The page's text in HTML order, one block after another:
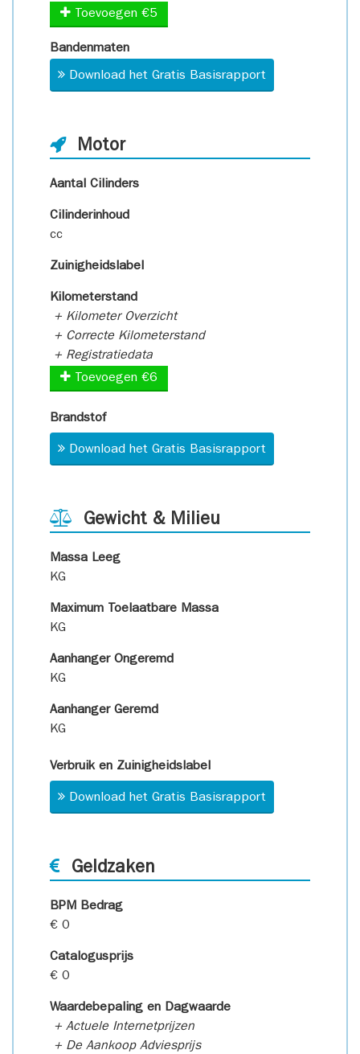
Toevoegen €5
Bandenmaten
Download het Gratis Basisrapport
Motor
Aantal Cilinders
Cilinderinhoud
cc
Zuinigheidslabel
Kilometerstand
+ Kilometer Overzicht
+ Correcte Kilometerstand
+ Registratiedata
Toevoegen €6
Brandstof
Download het Gratis Basisrapport
Gewicht & Milieu
Massa Leeg
KG
Maximum Toelaatbare Massa
KG
Aanhanger Ongeremd
KG
Aanhanger Geremd
KG
Verbruik en Zuinigheidslabel
Download het Gratis Basisrapport
Geldzaken
BPM Bedrag
€ 0
Catalogusprijs
€ 0
Waardebepaling en Dagwaarde
+ Actuele Internetprijzen
+ De Aankoop Adviesprijs